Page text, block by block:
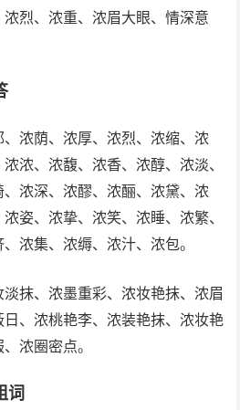
烈、浓重、浓眉大眼、情深意
浓荫、浓厚、浓烈、浓缩、浓
浓、浓馥、浓香、浓醇、浓淡、
浓深、浓醪、浓酾、浓黛、浓
姿、浓挚、浓笑、浓睡、浓繁、
浓集、浓缛、浓汁、浓包。
抹、浓墨重彩、浓妆艳抹、浓眉
、浓桃艳李、浓装艳抹、浓妆艳
浓圈密点。
词